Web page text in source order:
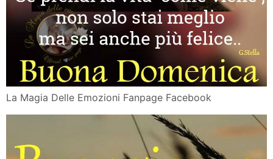
La Magia Delle Emozioni Fanpage Facebook